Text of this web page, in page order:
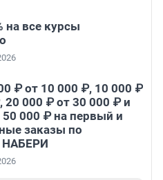
на все курсы
₽ от 10 000 ₽, 10 000 ₽
20 000 ₽ от 30 000 ₽ и
000 ₽ на первый и
заказы по
НАБЕРИ